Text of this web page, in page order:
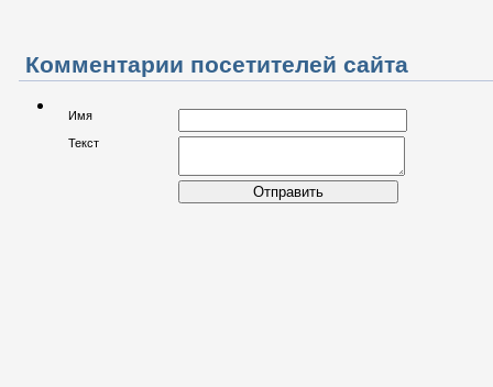
Комментарии посетителей сайта
Имя
Текст
Отправить